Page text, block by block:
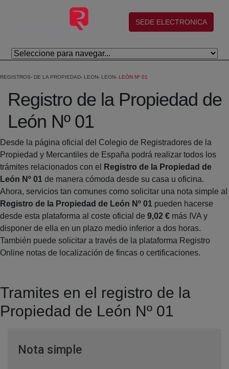
Salta al contingut principal
(abre en nueva ventana)
SEDE ELECTRONICA
REGISTROS DE LA PROPIEDAD LEON LEON LEÓN Nº 01
Registro de la Propiedad de
León Nº 01
Desde la página oficial del Colegio de Registradores de la
Propiedad y Mercantiles de España podrá realizar todos los
trámites relacionados con el
Registro de la Propiedad de
León Nº 01 de manera cómoda desde su casa u oficina.
Ahora, servicios tan comunes como solicitar una nota simple al
Registro de la Propiedad de León Nº 01 pueden hacerse
desde esta plataforma al coste oficial de 9,02 € más IVA y
disponer de ella en un plazo medio inferior a dos horas.
También puede solicitar a través de la plataforma Registro
Online notas de localización de fincas o certificaciones.
Tramites en el registro de la
Propiedad de León Nº 01
Nota simpleVentana nueva